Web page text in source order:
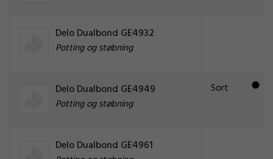
Delo Dualbond GE4932
Potting og støbning
Delo Dualbond GE4949
Potting og støbning
Sort
Delo Dualbond GE4961